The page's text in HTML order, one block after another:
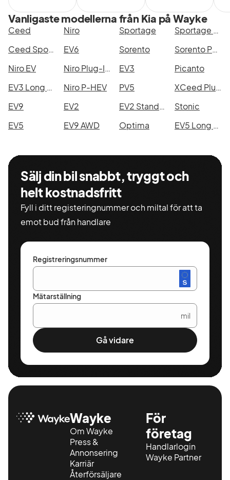
Vanligaste modellerna från Kia på Wayke
Ceed Niro Sportage
Sportage PHEV
Ceed Sportswagon Plug-in Hybrid
EV6 Sorento
Sorento PHEV
Niro EV
Niro Plug-In-Hybrid EV3
Picanto
EV3 Long Range
Niro P-HEV PV5
XCeed Plug-in Hybrid
EV9
EV2 EV2 Standard Range
Stonic
EV5
EV9 AWD Optima EV5 Long Range
Sälj din bil snabbt, tryggt och
helt kostnadsfritt
Fyll i ditt registeringnummer och miltal för att ta
emot bud från handlare
Registreringsnummer
Mätarställning
mil
Gå vidare
Wayke
Om Wayke
Press &
Annonsering
Karriär
Återförsäljare
För
företag
Handlarlogin
Wayke Partner